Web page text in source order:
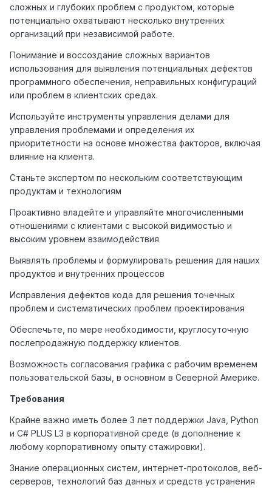
сложных и глубоких проблем с продуктом, которые
потенциально охватывают несколько внутренних
организаций при независимой работе.
Понимание и воссоздание сложных вариантов
использования для выявления потенциальных дефектов
программного обеспечения, неправильных конфигураций
или проблем в клиентских средах.
Используйте инструменты управления делами для
управления проблемами и определения их
приоритетности на основе множества факторов, включая
влияние на клиента.
Станьте экспертом по нескольким соответствующим
продуктам и технологиям
Проактивно владейте и управляйте многочисленными
отношениями с клиентами с высокой видимостью и
высоким уровнем взаимодействия
Выявлять проблемы и формулировать решения для наших
продуктов и внутренних процессов
Исправления дефектов кода для решения точечных
проблем и систематических проблем проектирования
Обеспечьте, по мере необходимости, круглосуточную
послепродажную поддержку клиентов.
Возможность согласования графика с рабочим временем
пользовательской базы, в основном в Северной Америке.
Требования
Крайне важно иметь более 3 лет поддержки Java, Python
и C# PLUS L3 в корпоративной среде (в дополнение к
любому корпоративному опыту стажировки).
Знание операционных систем, интернет-протоколов, веб-
серверов, технологий баз данных и средств устранения